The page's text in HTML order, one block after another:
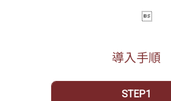

導入手順
STEP1